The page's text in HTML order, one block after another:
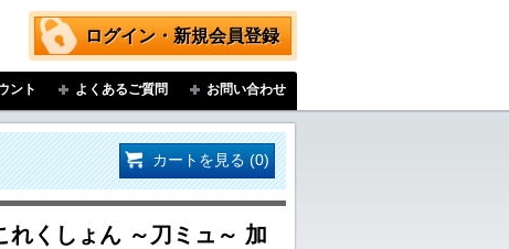
ログイン・新規会員登録
ント よくあるご質問 お問い合わせ
カートを見る (0)
れくしょん ～刀ミュ～ 加